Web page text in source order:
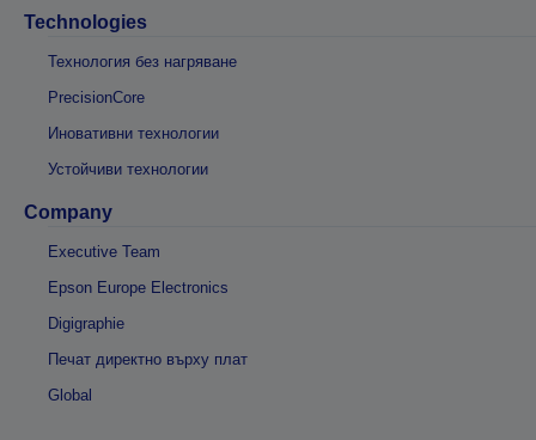
Technologies
Технология без нагряване
PrecisionCore
Иновативни технологии
Устойчиви технологии
Company
Executive Team
Epson Europe Electronics
Digigraphie
Печат директно върху плат
Global